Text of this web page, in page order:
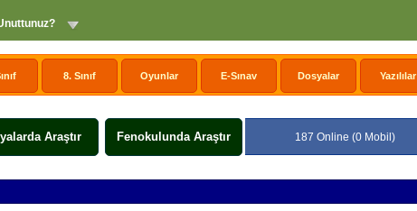
8. Sınıf Oyunlar E-Sınav Dosyalar Yazılılar
Araştır Fenokulunda Araştır 187 Online (0 Mobil)